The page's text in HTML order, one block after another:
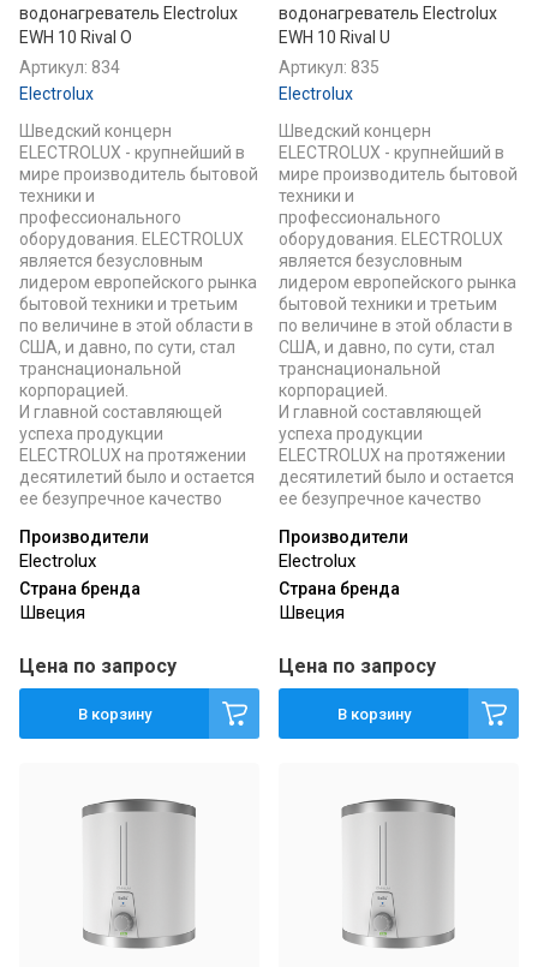
водонагреватель Electrolux
EWH 10 Rival O
Артикул: 834
Electrolux
Шведский концерн
ELECTROLUX - крупнейший в
мире производитель бытовой
техники и
профессионального
оборудования. ELECTROLUX
является безусловным
лидером европейского рынка
бытовой техники и третьим
по величине в этой области в
США, и давно, по сути, стал
транснациональной
корпорацией.
И главной составляющей
успеха продукции
ELECTROLUX на протяжении
десятилетий было и остается
ее безупречное качество
Производители
Electrolux
Страна бренда
Швеция
Цена по запросу
В корзину
водонагреватель Electrolux
EWH 10 Rival U
Артикул: 835
Electrolux
Шведский концерн
ELECTROLUX - крупнейший в
мире производитель бытовой
техники и
профессионального
оборудования. ELECTROLUX
является безусловным
лидером европейского рынка
бытовой техники и третьим
по величине в этой области в
США, и давно, по сути, стал
транснациональной
корпорацией.
И главной составляющей
успеха продукции
ELECTROLUX на протяжении
десятилетий было и остается
ее безупречное качество
Производители
Electrolux
Страна бренда
Швеция
Цена по запросу
В корзину